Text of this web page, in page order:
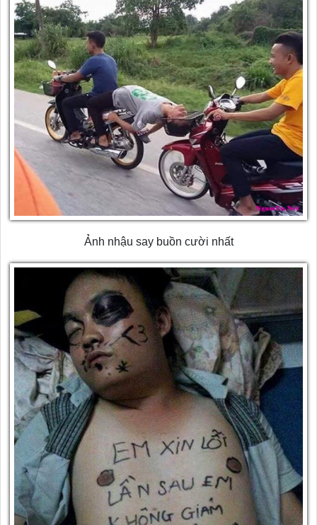
Ảnh nhậu say buồn cười nhất